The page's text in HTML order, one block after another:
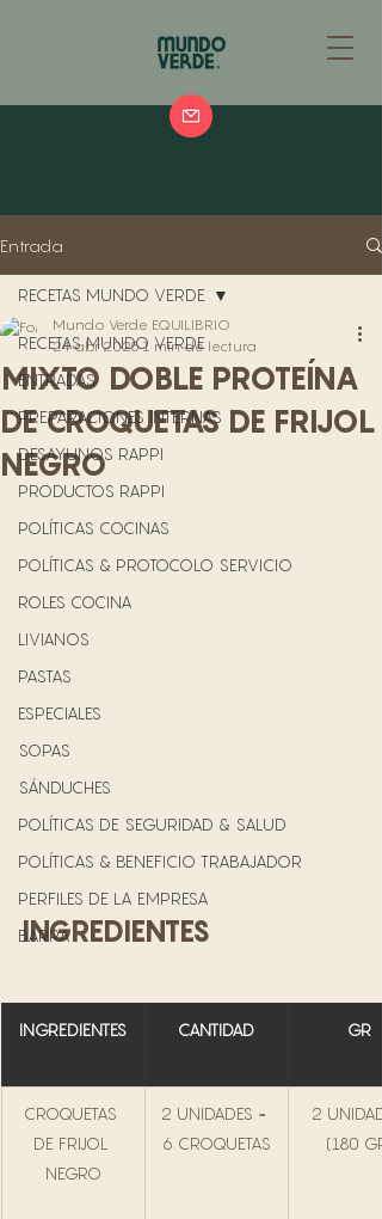
Entrada
RECETAS MUNDO VERDE
ENTRADAS
PREPARACIONES INTERNAS
DESAYUNOS RAPPI
PRODUCTOS RAPPI
POLÍTICAS COCINAS
POLÍTICAS & PROTOCOLO SERVICIO
ROLES COCINA
LIVIANOS
PASTAS
ESPECIALES
SOPAS
SÁNDUCHES
POLÍTICAS DE SEGURIDAD & SALUD
POLÍTICAS & BENEFICIO TRABAJADOR
PERFILES DE LA EMPRESA
BARRA
RECETAS MUNDO VERDE
MIXTO DOBLE PROTEÍNA
DE CROQUETAS DE FRIJOL
NEGRO
Mundo Verde EQUILIBRIO
24 abr 20251 min de lectura
INGREDIENTES
INGREDIENTES CANTIDAD GR
CROQUETAS
DE FRIJOL
NEGRO
2 UNIDADES =
6 CROQUETAS
2
(180 GR)